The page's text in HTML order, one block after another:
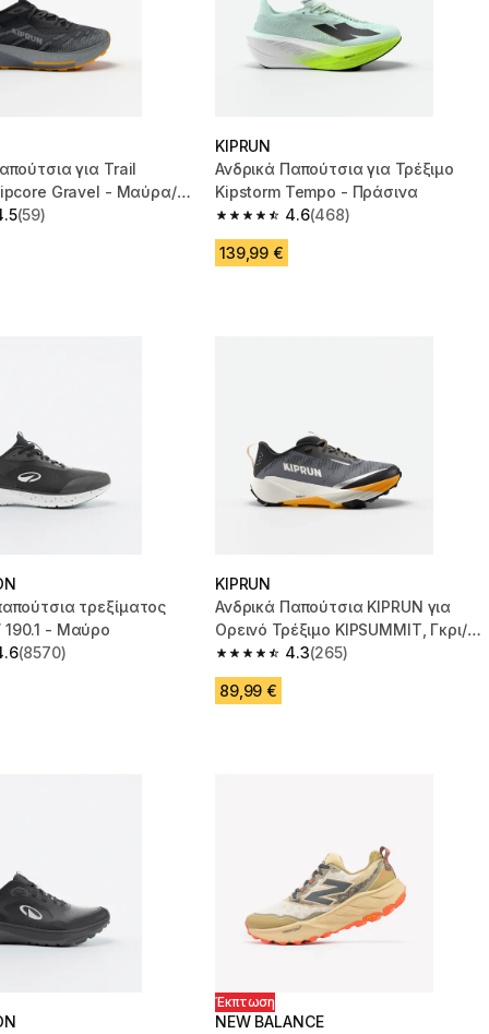
για Trail
Gravel - Μαύρα/
stars from 59 reviews
(59)
KIPRUN
Ανδρικά Παπούτσια για Τρέξιμο
Kipstorm Tempo - Πράσινα
4.6
4.6 out of 5 stars from 468 reviews
(468)
139,99 €
τρεξίματος
190.1 - Μαύρο
stars from 8570 reviews
(8570)
KIPRUN
Ανδρικά Παπούτσια KIPRUN για
Ορεινό Τρέξιμο KIPSUMMIT, Γκρι/
Πορτοκαλί4.3
4.3 out of 5 stars from 265 reviews
(265)
89,99 €
Έκπτωση
NEW BALANCE